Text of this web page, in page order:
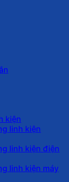
kiện
linh kiện
linh kiện điện
linh kiện máy